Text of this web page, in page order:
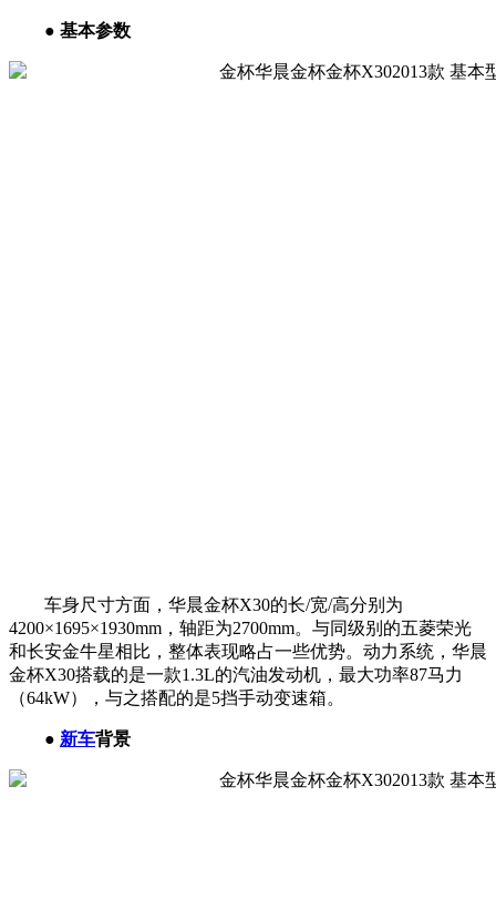
● 基本参数
车身尺寸方面，华晨金杯X30的长/宽/高分别为
4200×1695×1930mm，轴距为2700mm。与同级别的五菱荣光
和长安金牛星相比，整体表现略占一些优势。动力系统，华晨
金杯X30搭载的是一款1.3L的汽油发动机，最大功率87马力
（64kW），与之搭配的是5挡手动变速箱。
● 新车背景